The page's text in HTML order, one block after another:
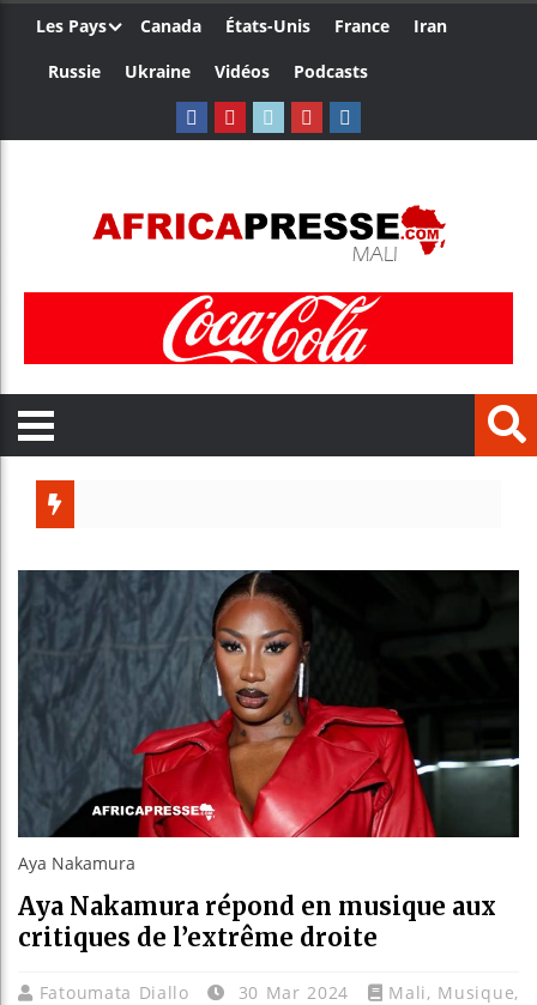
Les Pays Canada États-Unis France
Iran
Russie
Ukraine Vidéos Podcasts
Aya Nakamura
Aya Nakamura répond en musique aux
critiques de l’extrême droite
Fatoumata Diallo 30 Mar 2024 Mali, Musique,